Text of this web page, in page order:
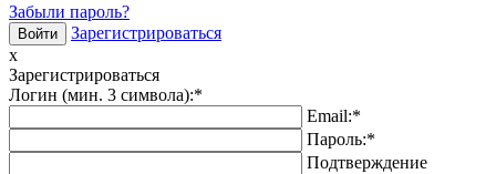
Забыли пароль?
Зарегистрироваться
x
Зарегистрироваться
Логин (мин. 3 символа):*
Email:*
Пароль:*
Подтверждение